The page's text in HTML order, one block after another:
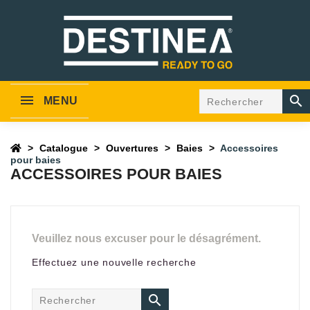
MENU 
Catalogue Ouvertures Baies
Accessoires
pour baies
ACCESSOIRES POUR BAIES
Veuillez nous excuser pour le désagrément.
Effectuez une nouvelle recherche
